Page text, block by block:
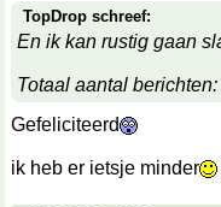
TopDrop schreef:
En ik kan rustig gaan
Totaal aantal berichten:
Gefeliciteerd
ik heb er ietsje minder